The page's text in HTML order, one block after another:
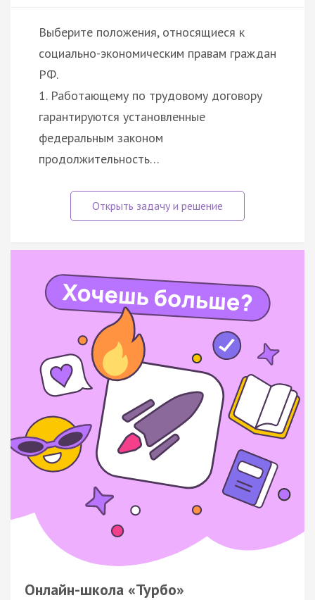
Выберите положения, относящиеся к
социально-экономическим правам граждан
РФ.
1. Работающему по трудовому договору
гарантируются установленные
федеральным законом
продолжительность…
Онлайн-школа «Турбо»